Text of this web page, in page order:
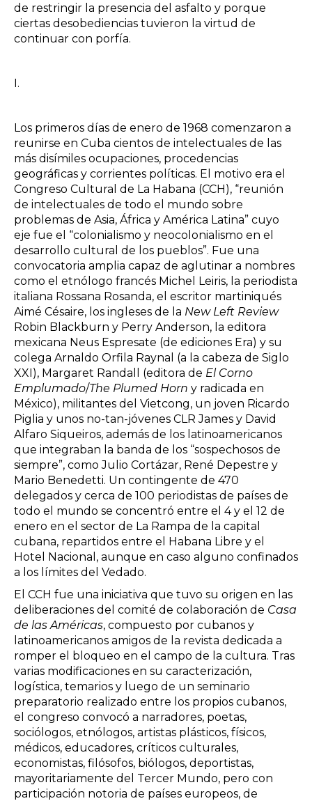
de restringir la presencia del asfalto y porque
ciertas desobediencias tuvieron la virtud de
continuar con porfía.
I.
Los primeros días de enero de 1968 comenzaron a
reunirse en Cuba cientos de intelectuales de las
más disímiles ocupaciones, procedencias
geográficas y corrientes políticas. El motivo era el
Congreso Cultural de La Habana (CCH), “reunión
de intelectuales de todo el mundo sobre
problemas de Asia, África y América Latina” cuyo
eje fue el “colonialismo y neocolonialismo en el
desarrollo cultural de los pueblos”. Fue una
convocatoria amplia capaz de aglutinar a nombres
como el etnólogo francés Michel Leiris, la periodista
italiana Rossana Rosanda, el escritor martiniqués
Aimé Césaire, los ingleses de la New Left Review
Robin Blackburn y Perry Anderson, la editora
mexicana Neus Espresate (de ediciones Era) y su
colega Arnaldo Orfila Raynal (a la cabeza de Siglo
XXI), Margaret Randall (editora de El Corno
Emplumado/The Plumed Horn y radicada en
México), militantes del Vietcong, un joven Ricardo
Piglia y unos no-tan-jóvenes CLR James y David
Alfaro Siqueiros, además de los latinoamericanos
que integraban la banda de los “sospechosos de
siempre”, como Julio Cortázar, René Depestre y
Mario Benedetti. Un contingente de 470
delegados y cerca de 100 periodistas de países de
todo el mundo se concentró entre el 4 y el 12 de
enero en el sector de La Rampa de la capital
cubana, repartidos entre el Habana Libre y el
Hotel Nacional, aunque en caso alguno confinados
a los límites del Vedado.
El CCH fue una iniciativa que tuvo su origen en las
deliberaciones del comité de colaboración de Casa
de las Américas, compuesto por cubanos y
latinoamericanos amigos de la revista dedicada a
romper el bloqueo en el campo de la cultura. Tras
varias modificaciones en su caracterización,
logística, temarios y luego de un seminario
preparatorio realizado entre los propios cubanos,
el congreso convocó a narradores, poetas,
sociólogos, etnólogos, artistas plásticos, físicos,
médicos, educadores, críticos culturales,
economistas, filósofos, biólogos, deportistas,
mayoritariamente del Tercer Mundo, pero con
participación notoria de países europeos, de